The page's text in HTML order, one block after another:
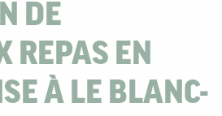
DE
REPAS EN
À LE BLANC-